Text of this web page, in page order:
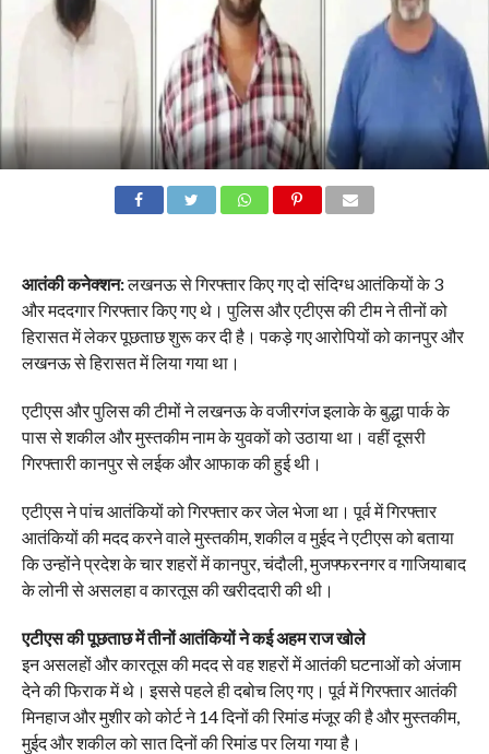
आतंकी कनेक्शन:लखनऊ से गिरफ्तार किए गए दो संदिग्ध आतंकियों के 3
और मददगार गिरफ्तार किए गए थे। पुलिस और एटीएस की टीम ने तीनों को
हिरासत में लेकर पूछताछ शुरू कर दी है। पकड़े गए आरोपियों को कानपुर और
लखनऊ से हिरासत में लिया गया था।
एटीएस और पुलिस की टीमों ने लखनऊ के वजीरगंज इलाके के बुद्धा पार्क के
पास से शकील और मुस्तकीम नाम के युवकों को उठाया था। वहीं दूसरी
गिरफ्तारी कानपुर से लईक और आफाक की हुई थी।
एटीएस ने पांच आतंकियों को गिरफ्तार कर जेल भेजा था। पूर्व में गिरफ्तार
आतंकियों की मदद करने वाले मुस्तकीम, शकील व मुईद ने एटीएस को बताया
कि उन्होंने प्रदेश के चार शहरों में कानपुर, चंदौली, मुजफ्फरनगर व गाजियाबाद
के लोनी से असलहा व कारतूस की खरीददारी की थी।
एटीएस की पूछताछ में तीनों आतंकियों ने कई अहम राज खोले
इन असलहों और कारतूस की मदद से वह शहरों में आतंकी घटनाओं को अंजाम
देने की फिराक में थे। इससे पहले ही दबोच लिए गए। पूर्व में गिरफ्तार आतंकी
मिनहाज और मुशीर को कोर्ट ने 14 दिनों की रिमांड मंजूर की है और मुस्तकीम,
मुईद और शकील को सात दिनों की रिमांड पर लिया गया है।